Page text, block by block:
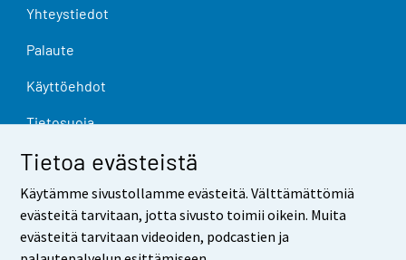
Tietoa evästeistä
Käytämme sivustollamme evästeitä. Välttämättömiä
evästeitä tarvitaan, jotta sivusto toimii oikein. Muita
evästeitä tarvitaan videoiden, podcastien ja
Yhteystiedot
Palaute
Käyttöehdot
Tietosuoja
Saavutettavuus
Tietoa sivustosta
Evästeasetukset